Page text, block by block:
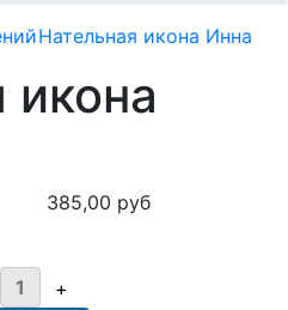
Нательная икона Инна
икона
385,00 руб